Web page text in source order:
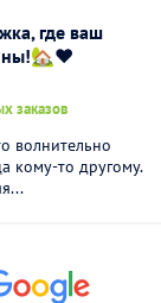
где ваш
заказов
волнительно
кому-то другому.